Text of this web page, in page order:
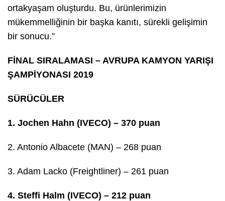
ortakyaşam oluşturdu. Bu, ürünlerimizin
mükemmelliğinin bir başka kanıtı, sürekli gelişimin
bir sonucu.”
FİNAL SIRALAMASI – AVRUPA KAMYON YARIŞI
ŞAMPİYONASI 2019
SÜRÜCÜLER
1. Jochen Hahn (IVECO) – 370 puan
2. Antonio Albacete (MAN) – 268 puan
3. Adam Lacko (Freightliner) – 261 puan
4. Steffi Halm (IVECO) – 212 puan